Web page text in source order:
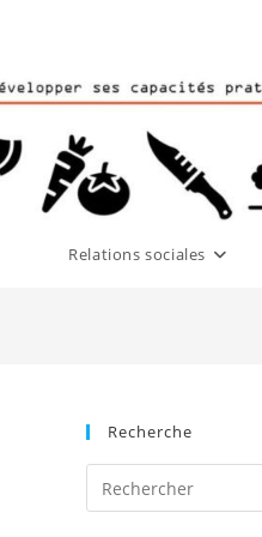
Relations sociales
Recherche